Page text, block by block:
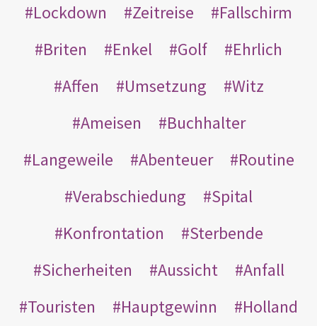
Lockdown
Zeitreise
Fallschirm
Briten
Enkel Golf
Ehrlich
Affen
Umsetzung
Witz
Ameisen
Buchhalter
Langeweile
Abenteuer
Routine
Verabschiedung
Spital
Konfrontation
Sterbende
Sicherheiten
Aussicht
Anfall
Touristen
Hauptgewinn Holland